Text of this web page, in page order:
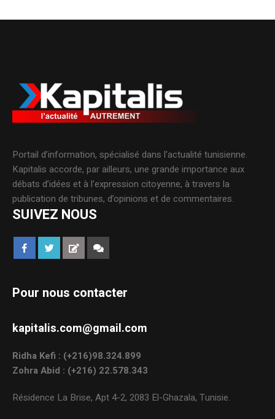
Portail d’information, spécialisé dans l’actualité tunisienne.
Kapitalis accorde, par ailleurs, une grande importance aux
débats d’idées et à l’expression citoyenne, à travers la
publication de tribunes, d’opinions et de commentaires.
SUIVEZ NOUS
Pour nous contacter
kapitalis.com@gmail.com
Ridha Kefi : (+216)98.324.899
Zohra Abid : (+216) 22.578.343
Résidence La Brise, Apt 4-2, 2083 El-Ghazala, Tunisie.